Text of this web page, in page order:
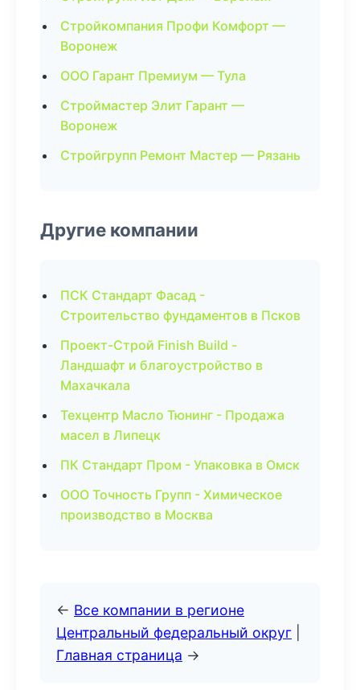
Стройкомпания Профи Комфорт —
Воронеж
ООО Гарант Премиум — Тула
Строймастер Элит Гарант —
Воронеж
Стройгрупп Ремонт Мастер — Рязань
Другие компании
ПСК Стандарт Фасад -
Строительство фундаментов в Псков
Проект-Строй Finish Build -
Ландшафт и благоустройство в
Махачкала
Техцентр Масло Тюнинг - Продажа
масел в Липецк
ПК Стандарт Пром - Упаковка в Омск
ООО Точность Групп - Химическое
производство в Москва
← Все компании в регионе
Центральный федеральный округ
Главная страница →